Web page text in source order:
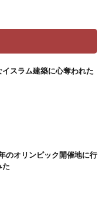
イスラム建築に心奪われた
のオリンピック開催地に行
た